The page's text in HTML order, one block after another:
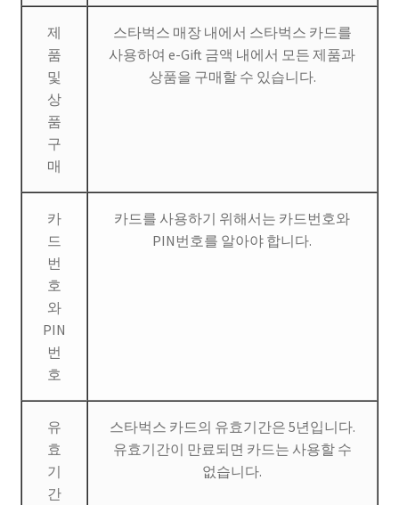
제
품
및
상
품
구
매
스타벅스 매장 내에서 스타벅스 카드를
사용하여 e-Gift 금액 내에서 모든 제품과
상품을 구매할 수 있습니다.
카
드
번
호
와
PIN
번
호
카드를 사용하기 위해서는 카드번호와
PIN번호를 알아야 합니다.
유
효
기
간
스타벅스 카드의 유효기간은 5년입니다.
유효기간이 만료되면 카드는 사용할 수
없습니다.